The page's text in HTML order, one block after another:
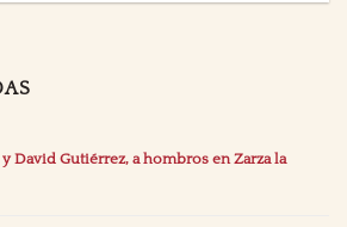
y David Gutiérrez, a hombros en Zarza la